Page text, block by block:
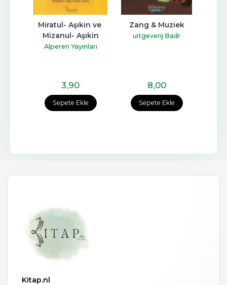
Sepete Ekle
Miratul- Aşıkin ve
Mizanul- Aşıkin
Alperen Yayınları
3,90
Sepete Ekle
Zang & Muziek
uitgeverij Badr
8,00
Kitap.nl